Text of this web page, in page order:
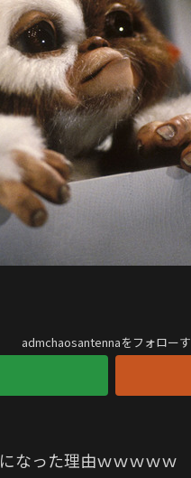
admchaosantennaをフォロー
なった理由ｗｗｗｗｗ